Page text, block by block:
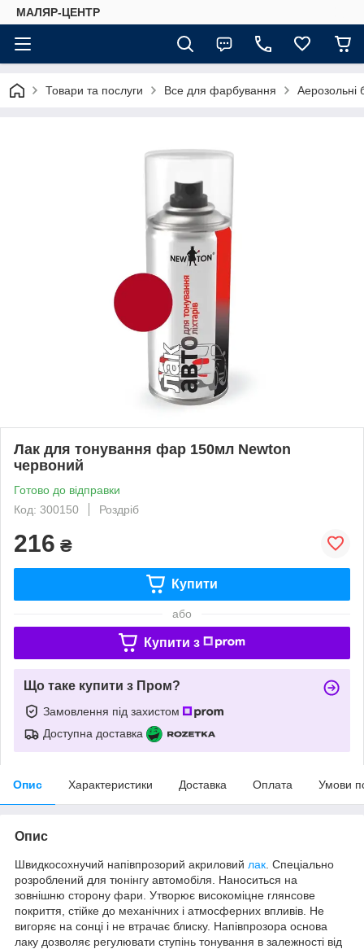
МАЛЯР-ЦЕНТР
Товари та послуги Все для фарбування Аерозольні
Лак для тонування фар 150мл Newton
червоний
Готово до відправки
Код: 300150
Роздріб
216 ₴
Купити
або
Купити з
Що таке купити з Пром?
Замовлення під захистом
Доступна доставка
Опис Характеристики Доставка Оплата Умови
Опис
Швидкосохнучий напівпрозорий акриловий лак . Спеціально
розроблений для тюнінгу автомобіля. Наноситься на
зовнішню сторону фари. Утворює високоміцне глянсове
покриття, стійке до механічних і атмосферних впливів. Не
вигоряє на сонці і не втрачає блиску. Напівпрозора основа
лаку дозволяє регулювати ступінь тонування в залежності від